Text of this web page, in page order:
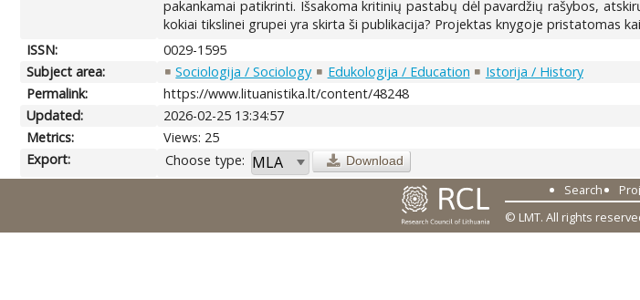
pakankamai patikrinti. Išsakoma kritinių pastabų dėl pavardžių rašybos,
kokiai tikslinei grupei yra skirta ši publikacija? Projektas knygoje pristatomas
ISSN:
0029-1595
Subject area:
Sociologija / Sociology Edukologija / Education
Istorija / History
Permalink:
https://www.lituanistika.lt/content/48248
Updated:
2026-02-25 13:34:57
Metrics:
Views: 25
Export:
Choose type: Download
Search
© LMT. All rights